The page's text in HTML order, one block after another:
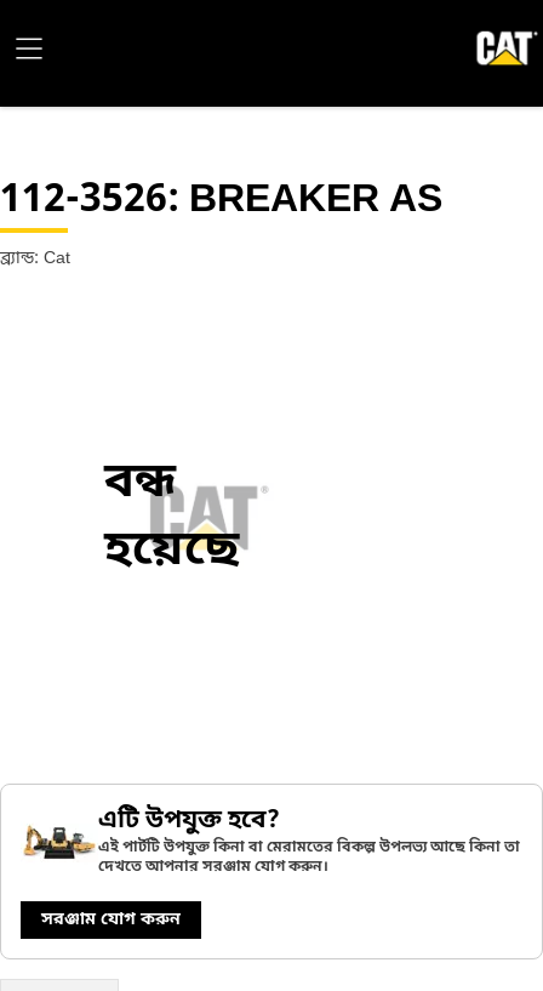
112-3526: BREAKER AS
ব্র্যান্ড: Cat
বন্ধ
হয়েছে
এটি উপযুক্ত হবে?
এই পার্টটি উপযুক্ত কিনা বা মেরামতের বিকল্প উপলভ্য আছে কিনা তা
দেখতে আপনার সরঞ্জাম যোগ করুন।
সরঞ্জাম যোগ করুন